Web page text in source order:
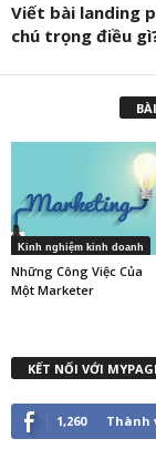
Viết bài landing
chú trọng điều
Kinh nghiệm kinh doanh
Những Công Việc Của
Một Marketer
KẾT NỐI VỚI
1,260 Thành